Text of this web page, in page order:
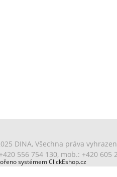
DINA, Všechna práva
556 754 130, mob.: +420 605
systémem ClickEshop.cz